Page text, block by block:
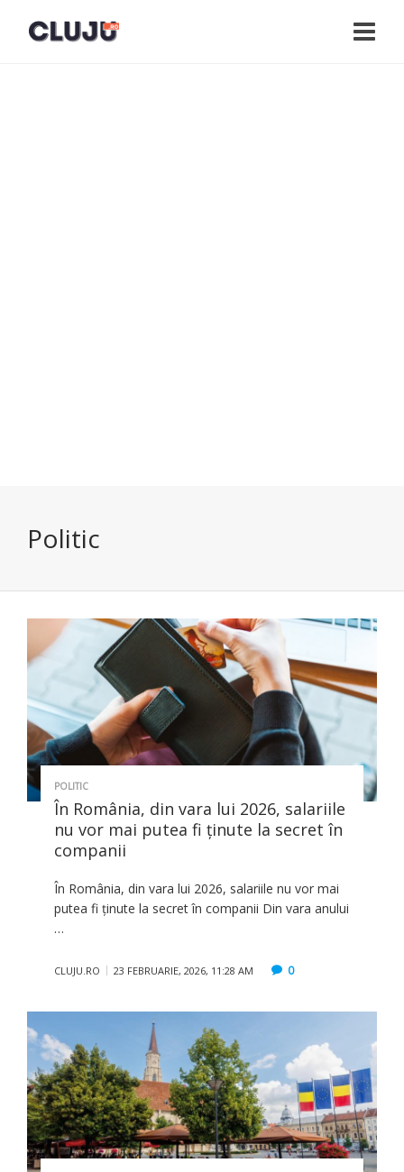
Politic
POLITIC
În România, din vara lui 2026, salariile
nu vor mai putea fi ținute la secret în
companii
În România, din vara lui 2026, salariile nu vor mai
putea fi ținute la secret în companii Din vara anului
…
CLUJU.RO 23 FEBRUARIE, 2026, 11:28 AM 0